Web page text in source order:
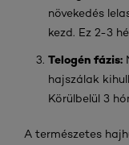
növekedés
kezd. Ez 2-3
Telogén fázis:
hajszálak
Körülbelül 3
A természetes